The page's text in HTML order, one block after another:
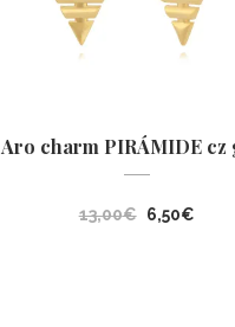
Aro charm PIRÁMIDE cz
13,00€ El
6,50€El